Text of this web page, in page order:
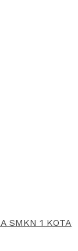
SMKN 1 KOTA